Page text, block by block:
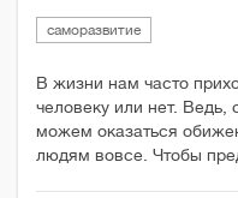
саморазвитие
В жизни нам часто
человеку или нет.
можем оказаться
людям вовсе. Чтобы